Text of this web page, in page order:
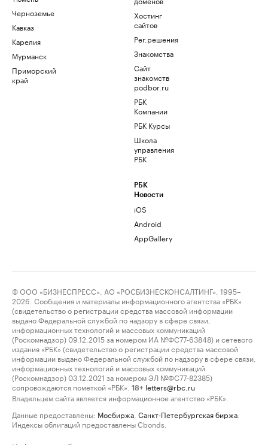
Черноземье
Кавказ
Карелия
Мурманск
Приморский
край
Хостинг
сайтов
Рег.решения
Знакомства
Сайт
знакомств
podbor.ru
РБК
Компании
РБК Курсы
Школа
управления
РБК
РБК
Новости
iOS
Android
AppGallery
© ООО «БИЗНЕСПРЕСС», АО «РОСБИЗНЕСКОНСАЛТИНГ», 1995–
2026. Сообщения и материалы информационного агентства «РБК»
(свидетельство о регистрации средства массовой информации
выдано Федеральной службой по надзору в сфере связи,
информационных технологий и массовых коммуникаций
(Роскомнадзор) 09.12.2015 за номером ИА №ФС77-63848) и сетевого
издания «РБК» (свидетельство о регистрации средства массовой
информации выдано Федеральной службой по надзору в сфере связи,
информационных технологий и массовых коммуникаций
(Роскомнадзор) 03.12.2021 за номером ЭЛ №ФС77-82385)
сопровождаются пометкой «РБК».
18+ letters@rbc.ru
Владельцем сайта является информационное агентство «РБК».
Данные предоставлены: Мосбиржа Санкт-Петербургская биржа
Индексы облигаций предоставлены Cbonds.